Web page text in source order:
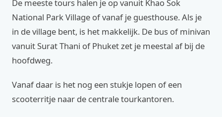
De meeste tours halen je op vanuit Khao Sok
National Park Village of vanaf je guesthouse. Als je
in de village bent, is het makkelijk. De bus of minivan
vanuit Surat Thani of Phuket zet je meestal af bij de
hoofdweg.
Vanaf daar is het nog een stukje lopen of een
scooterritje naar de centrale tourkantoren.